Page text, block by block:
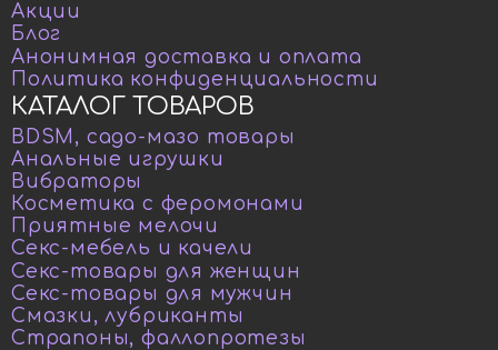
КАТАЛОГ ТОВАРОВ
BDSM, садо-мазо товары
Анальные игрушки
Вибраторы
Косметика с феромонами
Приятные мелочи
Секс-мебель и качели
Секс-товары для женщин
Секс-товары для мужчин
Смазки, лубриканты
Страпоны, фаллопротезы
Акции
Блог
Анонимная доставка и оплата
Политика конфиденциальности